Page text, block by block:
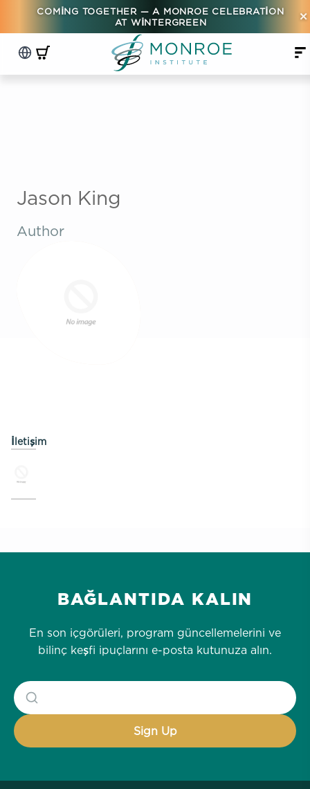
COMING TOGETHER — A MONROE CELEBRATION
AT WINTERGREEN
×
Jason King
Author
İletişim
BAĞLANTIDA KALIN
En son içgörüleri, program güncellemelerini ve
bilinç keşfi ipuçlarını e-posta kutunuza alın.